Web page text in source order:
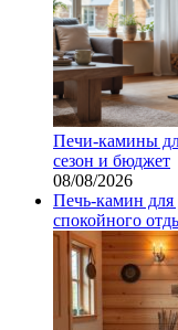
Печи-камины
сезон и бюджет
08/08/2026
Печь-камин для
спокойного